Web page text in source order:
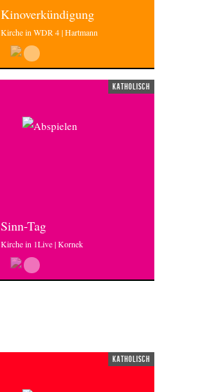
Kinoverkündigung
Kirche in WDR 4 | Hartmann
katholisch
Sinn-Tag
Kirche in 1Live | Kornek
katholisch